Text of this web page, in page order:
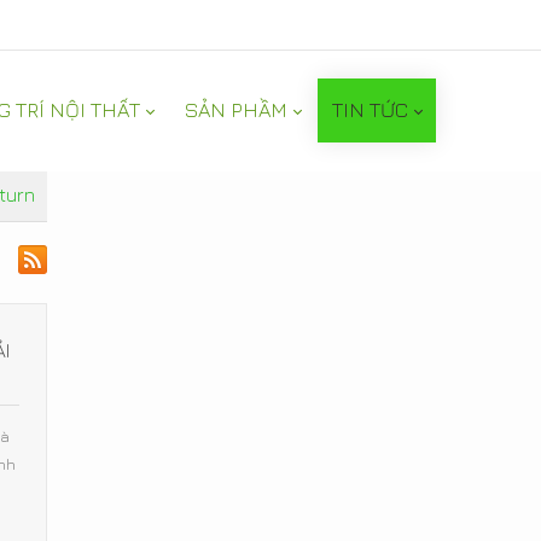
TRÍ NỘI THẤT SẢN PHẦM TIN TỨC